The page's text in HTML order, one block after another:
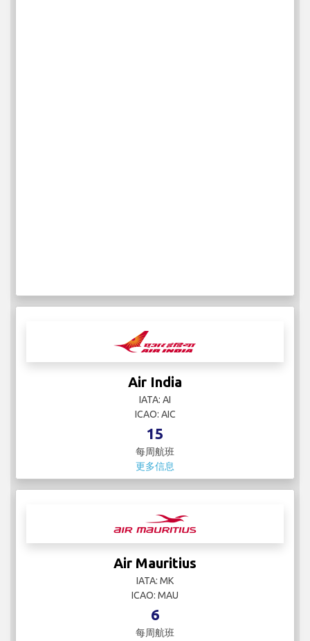
Air India
IATA: AI
ICAO: AIC
15
每周航班
更多信息
Air Mauritius
IATA: MK
ICAO: MAU
6
每周航班